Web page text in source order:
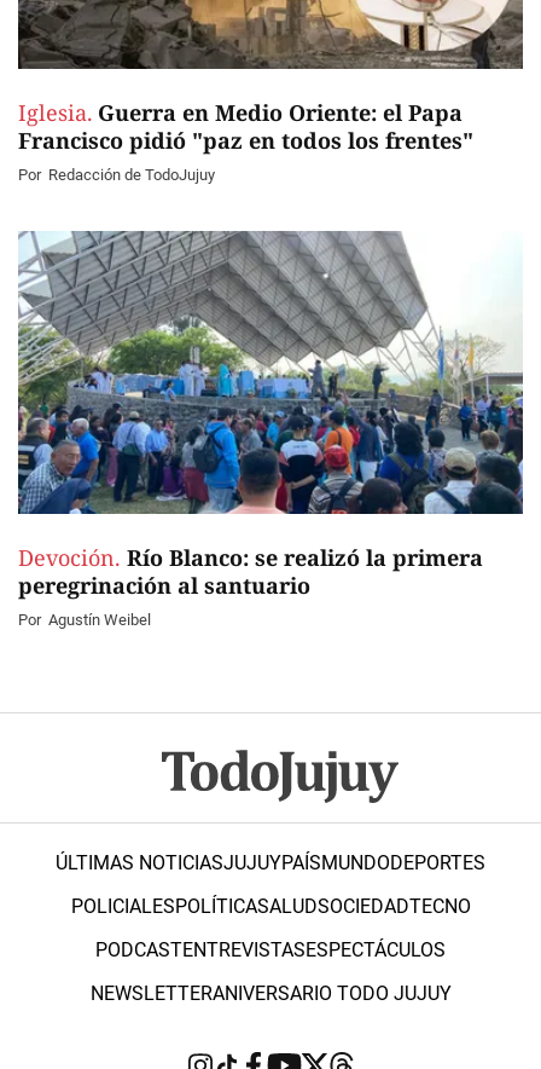
Iglesia. Guerra en Medio Oriente: el Papa
Francisco pidió "paz en todos los frentes"
Por Redacción de TodoJujuy
Devoción. Río Blanco: se realizó la primera
peregrinación al santuario
Por Agustín Weibel
ÚLTIMAS NOTICIASJUJUYPAÍSMUNDODEPORTES
POLICIALESPOLÍTICASALUDSOCIEDADTECNO
PODCASTENTREVISTASESPECTÁCULOS
NEWSLETTERANIVERSARIO TODO JUJUY